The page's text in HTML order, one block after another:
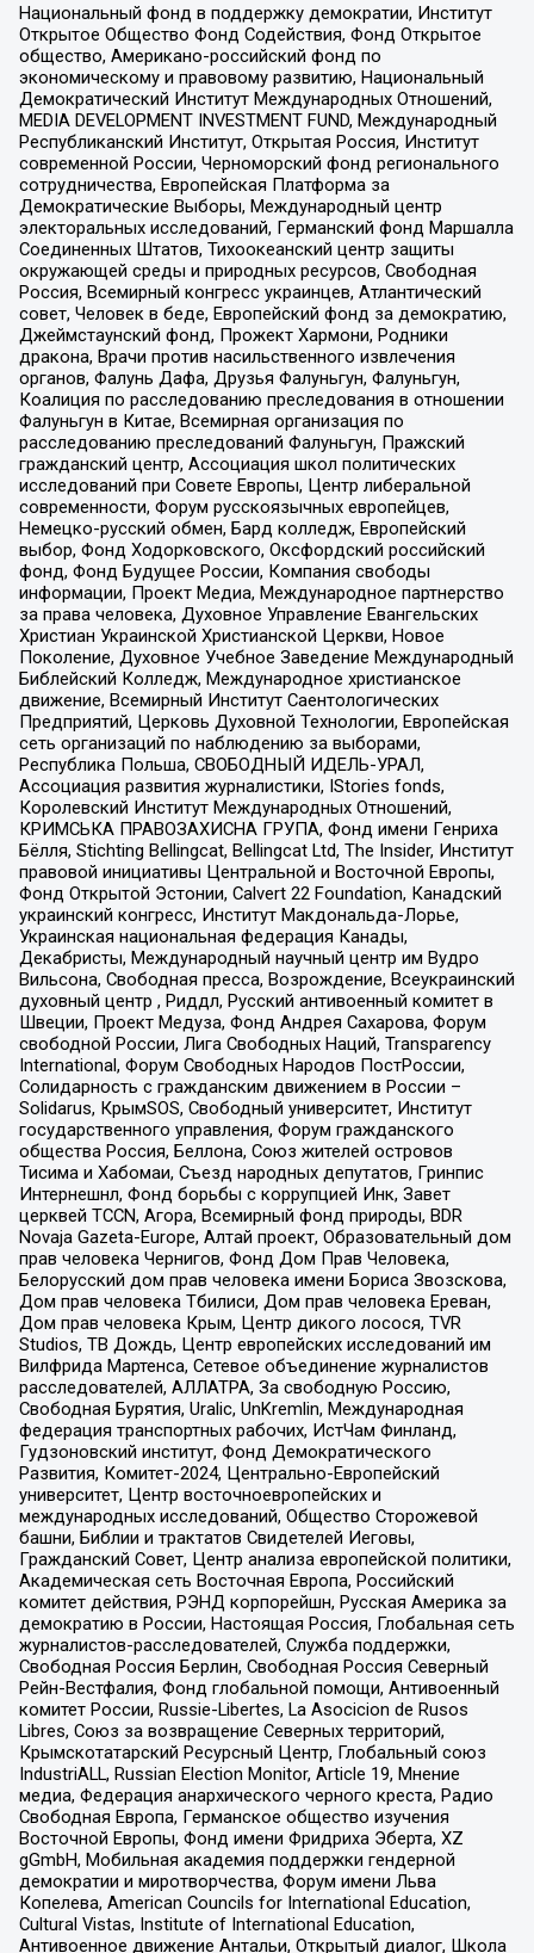
Национальный фонд в поддержку демократии, Институт
Открытое Общество Фонд Содействия, Фонд Открытое
общество, Американо-российский фонд по
экономическому и правовому развитию, Национальный
Демократический Институт Международных Отношений,
MEDIA DEVELOPMENT INVESTMENT FUND, Международный
Республиканский Институт, Открытая Россия, Институт
современной России, Черноморский фонд регионального
сотрудничества, Европейская Платформа за
Демократические Выборы, Международный центр
электоральных исследований, Германский фонд Маршалла
Соединенных Штатов, Тихоокеанский центр защиты
окружающей среды и природных ресурсов, Свободная
Россия, Всемирный конгресс украинцев, Атлантический
совет, Человек в беде, Европейский фонд за демократию,
Джеймстаунский фонд, Прожект Хармони, Родники
дракона, Врачи против насильственного извлечения
органов, Фалунь Дафа, Друзья Фалуньгун, Фалуньгун,
Коалиция по расследованию преследования в отношении
Фалуньгун в Китае, Всемирная организация по
расследованию преследований Фалуньгун, Пражский
гражданский центр, Ассоциация школ политических
исследований при Совете Европы, Центр либеральной
современности, Форум русскоязычных европейцев,
Немецко-русский обмен, Бард колледж, Европейский
выбор, Фонд Ходорковского, Оксфордский российский
фонд, Фонд Будущее России, Компания свободы
информации, Проект Медиа, Международное партнерство
за права человека, Духовное Управление Евангельских
Христиан Украинской Христианской Церкви, Новое
Поколение, Духовное Учебное Заведение Международный
Библейский Колледж, Международное христианское
движение, Всемирный Институт Саентологических
Предприятий, Церковь Духовной Технологии, Европейская
сеть организаций по наблюдению за выборами,
Республика Польша, СВОБОДНЫЙ ИДЕЛЬ-УРАЛ,
Ассоциация развития журналистики, IStories fonds,
Королевский Институт Международных Отношений,
КРИМСЬКА ПРАВОЗАХИСНА ГРУПА, Фонд имени Генриха
Бёлля, Stichting Bellingcat, Bellingcat Ltd, The Insider, Институт
правовой инициативы Центральной и Восточной Европы,
Фонд Открытой Эстонии, Calvert 22 Foundation, Канадский
украинский конгресс, Институт Макдональда-Лорье,
Украинская национальная федерация Канады,
Декабристы, Международный научный центр им Вудро
Вильсона, Свободная пресса, Возрождение, Всеукраинский
духовный центр , Риддл, Русский антивоенный комитет в
Швеции, Проект Медуза, Фонд Андрея Сахарова, Форум
свободной России, Лига Свободных Наций, Transparеncy
International, Форум Свободных Народов ПостРоссии,
Солидарность с гражданским движением в России –
Solidarus, КрымSOS, Свободный университет, Институт
государственного управления, Форум гражданского
общества Россия, Беллона, Союз жителей островов
Тисима и Хабомаи, Съезд народных депутатов, Гринпис
Интернешнл, Фонд борьбы с коррупцией Инк, Завет
церквей TCCN, Агора, Всемирный фонд природы, BDR
Novaja Gazeta-Europe, Алтай проект, Образовательный дом
прав человека Чернигов, Фонд Дом Прав Человека,
Белорусский дом прав человека имени Бориса Звозскова,
Дом прав человека Тбилиси, Дом прав человека Ереван,
Дом прав человека Крым, Центр дикого лосося, TVR
Studios, ТВ Дождь, Центр европейских исследований им
Вилфрида Мартенса, Сетевое объединение журналистов
расследователей, АЛЛАТРА, За свободную Россию,
Свободная Бурятия, Uralic, UnKremlin, Международная
федерация транспортных рабочих, ИстЧам Финланд,
Гудзоновский институт, Фонд Демократического
Развития, Комитет-2024, Центрально-Европейский
университет, Центр восточноевропейских и
международных исследований, Общество Сторожевой
башни, Библии и трактатов Свидетелей Иеговы,
Гражданский Совет, Центр анализа европейской политики,
Академическая сеть Восточная Европа, Российский
комитет действия, РЭНД корпорейшн, Русская Америка за
демократию в России, Настоящая Россия, Глобальная сеть
журналистов-расследователей, Служба поддержки,
Свободная Россия Берлин, Свободная Россия Северный
Рейн-Вестфалия, Фонд глобальной помощи, Антивоенный
комитет России, Russie-Libertes, La Asocicion de Rusos
Libres, Союз за возвращение Северных территорий,
Крымскотатарский Ресурсный Центр, Глобальный союз
IndustriALL, Russian Election Monitor, Article 19, Мнение
медиа, Федерация анархического черного креста, Радио
Свободная Европа, Германское общество изучения
Восточной Европы, Фонд имени Фридриха Эберта, XZ
gGmbH, Мобильная академия поддержки гендерной
демократии и миротворчества, Форум имени Льва
Копелева, American Councils for International Education,
Cultural Vistas, Institute of International Education,
Антивоенное движение Антальи, Открытый диалог, Школа